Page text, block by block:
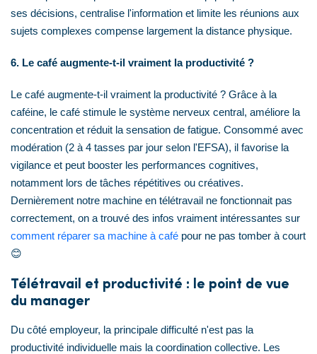
ses décisions, centralise l'information et limite les réunions aux
sujets complexes compense largement la distance physique.
6. Le café augmente-t-il vraiment la productivité ?
Le café augmente-t-il vraiment la productivité ? Grâce à la
caféine, le café stimule le système nerveux central, améliore la
concentration et réduit la sensation de fatigue. Consommé avec
modération (2 à 4 tasses par jour selon l'EFSA), il favorise la
vigilance et peut booster les performances cognitives,
notamment lors de tâches répétitives ou créatives.
Dernièrement notre machine en télétravail ne fonctionnait pas
correctement, on a trouvé des infos vraiment intéressantes sur
comment réparer sa machine à café pour ne pas tomber à court
😊
Télétravail et productivité : le point de vue
du manager
Du côté employeur, la principale difficulté n'est pas la
productivité individuelle mais la coordination collective. Les